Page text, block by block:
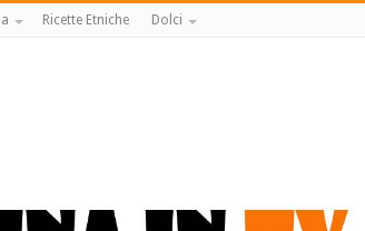
Ricette Etniche Dolci